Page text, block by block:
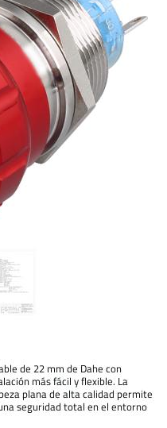
de 22 mm de Dahe con
más fácil y flexible. La
plana de alta calidad permite
seguridad total en el entorno